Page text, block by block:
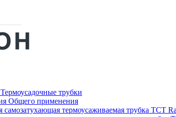
Термоусадочные трубки
Общего применения